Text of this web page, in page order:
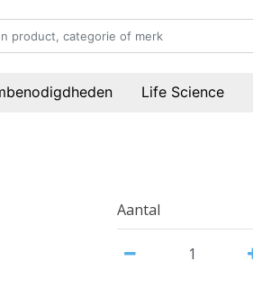
Life Science
Aantal